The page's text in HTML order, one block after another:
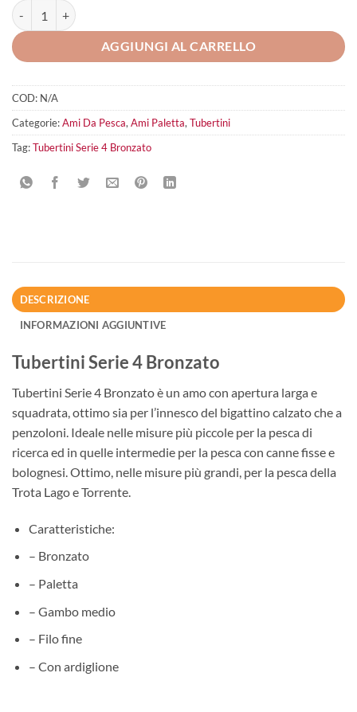
Tubertini Serie 4 Bronzato quantità
AGGIUNGI AL CARRELLO
COD: N/A
Categorie:Ami Da Pesca, Ami Paletta, Tubertini
Tag:Tubertini Serie 4 Bronzato
DESCRIZIONE
INFORMAZIONI AGGIUNTIVE
Tubertini Serie 4 Bronzato
Tubertini Serie 4 Bronzato è un amo con apertura larga e
squadrata, ottimo sia per l’innesco del bigattino calzato che a
penzoloni. Ideale nelle misure più piccole per la pesca di
ricerca ed in quelle intermedie per la pesca con canne fisse e
bolognesi. Ottimo, nelle misure più grandi, per la pesca della
Trota Lago e Torrente.
Caratteristiche:
– Bronzato
– Paletta
– Gambo medio
– Filo fine
– Con ardiglione